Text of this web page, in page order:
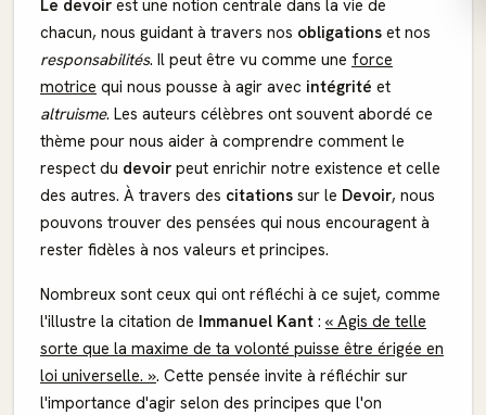
Le devoir est une notion centrale dans la vie de
chacun, nous guidant à travers nos obligations et nos
responsabilités. Il peut être vu comme une force
motrice qui nous pousse à agir avec intégrité et
altruisme. Les auteurs célèbres ont souvent abordé ce
thème pour nous aider à comprendre comment le
respect du devoir peut enrichir notre existence et celle
des autres. À travers des citations sur le Devoir, nous
pouvons trouver des pensées qui nous encouragent à
rester fidèles à nos valeurs et principes.
Nombreux sont ceux qui ont réfléchi à ce sujet, comme
l'illustre la citation de Immanuel Kant : « Agis de telle
sorte que la maxime de ta volonté puisse être érigée en
loi universelle. ». Cette pensée invite à réfléchir sur
l'importance d'agir selon des principes que l'on